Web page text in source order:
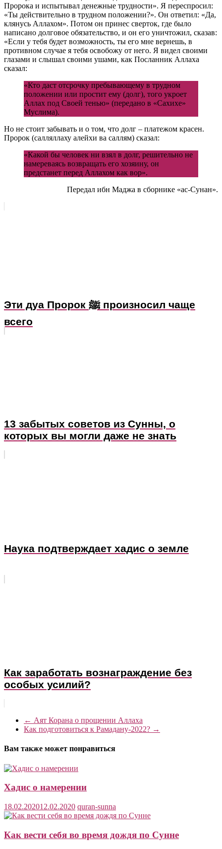
Пророка и испытывал денежные трудности». Я переспросил:
«Ты действительно в трудном положении?». Он ответил: «Да,
клянусь Аллахом». Потом он принес сверток, где было
написано долговое обязательство, и он его уничтожил, сказав:
«Если у тебя будет возможность, ты его мне вернешь, в
противном случае я тебя освобожу от него. Я видел своими
глазами и слышал своими ушами, как Посланник Аллаха
сказал:
«Кто даст отсрочку пребывающему в трудном
положении или простит ему (долг), того укроет
Аллах под Своей тенью» (передано в «Сахихе»
Муслима).
Но не стоит забывать и о том, что долг – платежом красен.
Пророк (салляллаху алейхи ва саллям) сказал:
«Какой бы человек ни взял в долг, решительно не
намереваясь возвращать его хозяину, он
предстанет перед Аллахом как вор».
Передал ибн Маджа в сборнике «ас-Сунан».
Эти дуа Пророк ﷺ произносил чаще
всего
13 забытых советов из Сунны, о
которых вы могли даже не знать
Наука подтверждает хадис о земле
Как заработать вознаграждение без
особых усилий?
← Аят Корана о прощении Аллаха
Как подготовиться к Рамадану-2022? →
Вам также может понравиться
Хадис о намерении
18.02.202012.02.2020 quran-sunna
Как вести себя во время дождя по Сунне